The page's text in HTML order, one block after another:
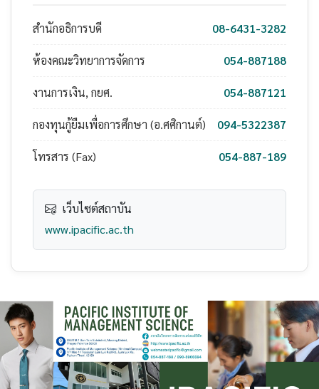
สำนักอธิการบดี 08-6431-3282
ห้องคณะวิทยาการจัดการ 054-887188
งานการเงิน, กยศ. 054-887121
กองทุนกู้ยืมเพื่อการศึกษา (อ.ศศิกานต์) 094-5322387
โทรสาร (Fax) 054-887-189
เว็บไซต์สถาบัน
www.ipacific.ac.th